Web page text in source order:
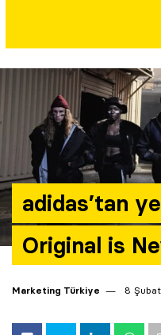
adidas’tan
Original is
Marketing Türkiye 8
Araştırma